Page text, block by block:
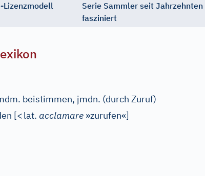
Lizenzmodell
Serie Sammler seit Jahrzehnten
fasziniert
beistimmen, jmdn. (durch Zuruf)
[<lat. acclamare »zurufen«]